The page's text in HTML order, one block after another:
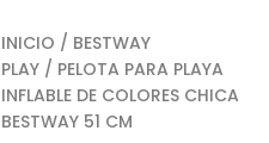
INICIO / BESTWAY
PLAY / PELOTA PARA PLAYA
INFLABLE DE COLORES CHICA
BESTWAY 51 CM